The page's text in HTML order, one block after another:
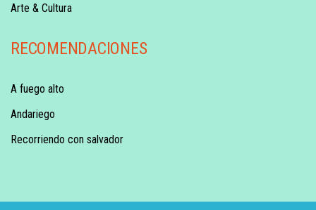
Arte & Cultura
RECOMENDACIONES
A fuego alto
Andariego
Recorriendo con salvador